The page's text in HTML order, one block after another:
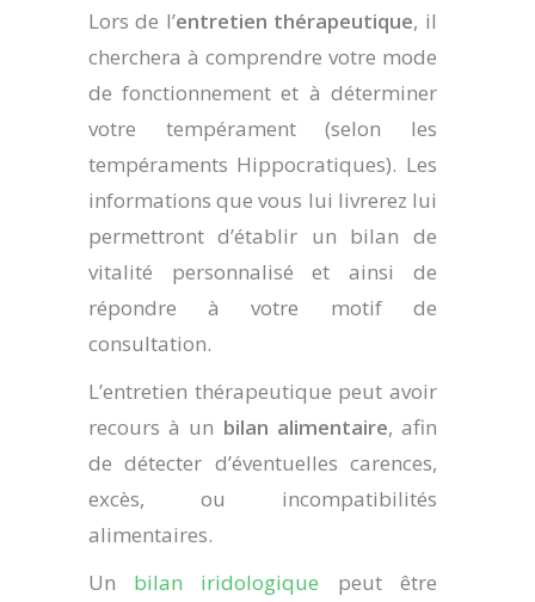
Lors de l’entretien thérapeutique, il
cherchera à comprendre votre mode
de fonctionnement et à déterminer
votre tempérament (selon les
tempéraments Hippocratiques). Les
informations que vous lui livrerez lui
permettront d’établir un bilan de
vitalité personnalisé et ainsi de
répondre à votre motif de
consultation.
L’entretien thérapeutique peut avoir
recours à un bilan alimentaire, afin
de détecter d’éventuelles carences,
excès, ou incompatibilités
alimentaires.
Un bilan iridologique peut être